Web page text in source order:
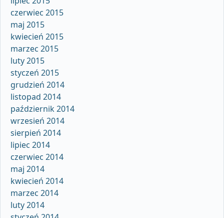
czerwiec 2015
maj 2015
kwiecień 2015
marzec 2015
luty 2015
styczeń 2015
grudzień 2014
listopad 2014
październik 2014
wrzesień 2014
sierpień 2014
lipiec 2014
czerwiec 2014
maj 2014
kwiecień 2014
marzec 2014
luty 2014